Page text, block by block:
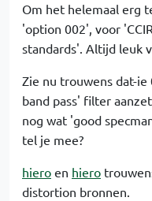
Om het helemaal erg
'option 002', voor
standards'. Altijd leuk
Zie nu trouwens dat-
band pass' filter
nog wat 'good
tel je mee?
hiero en hiero
distortion bronnen.